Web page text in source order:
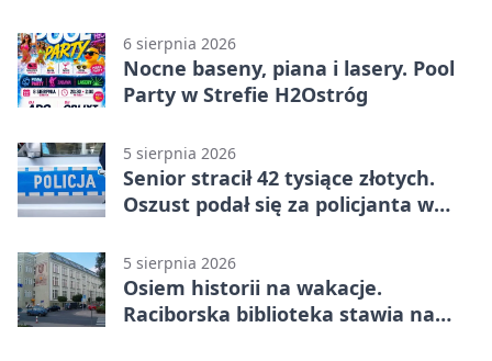
6 sierpnia 2026
Nocne baseny, piana i lasery. Pool
Party w Strefie H2Ostróg
5 sierpnia 2026
Senior stracił 42 tysiące złotych.
Oszust podał się za policjanta w
5 sierpnia 2026
Osiem historii na wakacje.
Raciborska biblioteka stawia na